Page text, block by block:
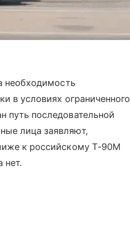
необходимость
в условиях ограниченного
путь последовательной
лица заявляют,
к российскому Т-90М
нет.